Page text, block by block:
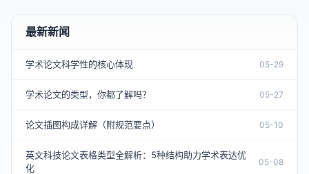
最新新闻
学术论文科学性的核心体现 05-29
学术论文的类型，你都了解吗？ 05-27
论文插图构成详解（附规范要点） 05-10
英文科技论文表格类型全解析：5种结构助力学术表达优
化
05-08